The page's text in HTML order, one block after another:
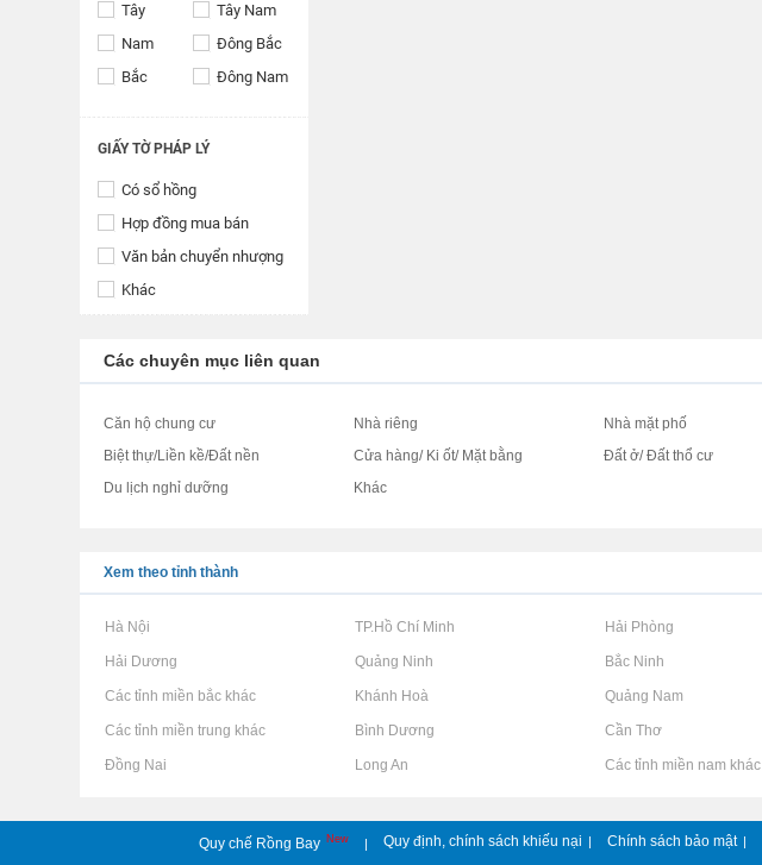
Tây
Tây Nam
Nam
Đông Bắc
Bắc
Đông Nam
GIẤY TỜ PHÁP LÝ
Có sổ hồng
Hợp đồng mua bán
Văn bản chuyển nhượng
Khác
Các chuyên mục liên quan
Căn hộ chung cư Nhà riêng Nhà mặt phố
Biệt thự/Liền kề/Đất nền
Cửa hàng/ Ki ốt/ Mặt bằng Đất ở/ Đất thổ cư
Du lịch nghỉ dưỡng
Khác
Xem theo tỉnh thành
Rao vặt tại Hà Nội Rao vặt tại TP.Hồ Chí Minh Rao vặt tại Hải Phòng
Rao vặt tại Hải Dương Rao vặt tại Quảng Ninh Rao vặt tại Bắc Ninh
Rao vặt tại Các tỉnh miền bắc khác Rao vặt tại Khánh Hoà Rao vặt tại Quảng Nam
Rao vặt tại Các tỉnh miền trung khác Rao vặt tại Bình Dương Rao vặt tại Cần Thơ
Rao vặt tại Đồng Nai Rao vặt tại Long An Rao vặt tại Các tỉnh miền nam khác
Quy chế Rồng Bay New | Quy định, chính sách khiếu nại | Chính sách bảo mật |